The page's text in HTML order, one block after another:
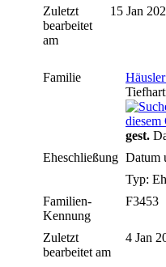
Zuletzt
bearbeitet
am
15 Jan
Familie
gest.
Eheschließung Datum
Typ:
Familien-
Kennung
F3453
Zuletzt
bearbeitet am
4 Jan